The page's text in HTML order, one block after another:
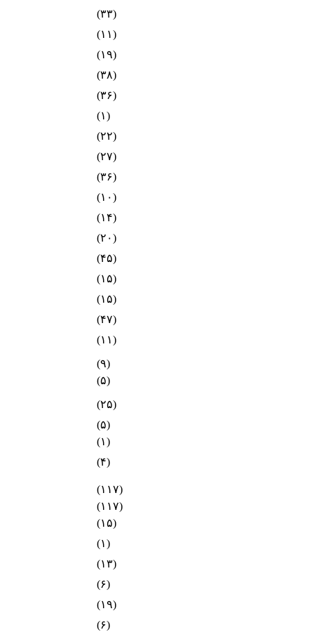
(۳۳)
(۱۱)
(۱۹)
(۳۸)
(۳۶)
(۱)
(۲۲)
(۲۷)
(۳۶)
(۱۰)
(۱۴)
(۲۰)
(۴۵)
(۱۵)
(۱۵)
(۴۷)
(۱۱)
(۹)
(۵)
(۲۵)
(۵)
(۱)
(۴)
(۱۱۷)
(۱۱۷)
(۱۵)
(۱)
(۱۳)
(۶)
(۱۹)
(۶)